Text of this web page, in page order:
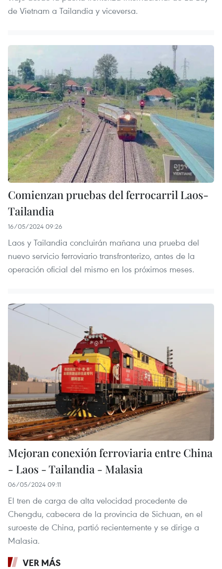
de Vietnam a Tailandia y viceversa.
Comienzan pruebas del ferrocarril Laos-
Tailandia
16/05/2024 09:26
Laos y Tailandia concluirán mañana una prueba del
nuevo servicio ferroviario transfronterizo, antes de la
operación oficial del mismo en los próximos meses.
Mejoran conexión ferroviaria entre China
- Laos - Tailandia - Malasia
06/05/2024 09:11
El tren de carga de alta velocidad procedente de
Chengdu, cabecera de la provincia de Sichuan, en el
suroeste de China, partió recientemente y se dirige a
Malasia.
VER MÁS